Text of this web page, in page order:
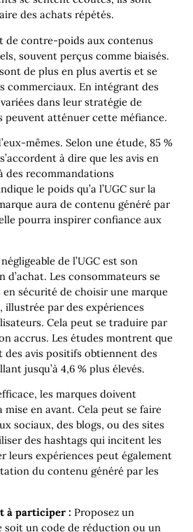
des achats répétés.
de contre-poids aux contenus
souvent perçus comme biaisés.
de plus en plus avertis et se
commerciaux. En intégrant des
dans leur stratégie de
peuvent atténuer cette méfiance.
mêmes. Selon une étude, 85 %
à dire que les avis en
des recommandations
le poids qu’a l’UGC sur la
aura de contenu généré par
pourra inspirer confiance aux
de l’UGC est son
d’achat. Les consommateurs se
sécurité de choisir une marque
illustrée par des expériences
Cela peut se traduire par
accrus. Les études montrent que
avis positifs obtiennent des
jusqu’à 4,6 % plus élevés.
les marques doivent
mise en avant. Cela peut se faire
sociaux, des blogs, ou des sites
des hashtags qui incitent les
leurs expériences peut également
du contenu généré par les
à participer : Proposez un
soit un code de réduction ou un